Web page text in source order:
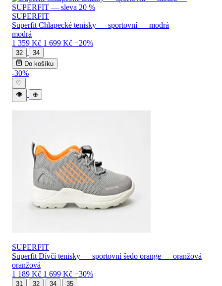
SUPERFIT
Superfit Chlapecké tenisky — sportovní — modrá
modrá
1 359 Kč 1 699 Kč −20%
32
34
Do košíku
-30%
♡
👁
⊕
SUPERFIT
Superfit Dívčí tenisky — sportovní šedo orange — oranžová
oranžová
1 189 Kč 1 699 Kč −30%
31 32 34 35